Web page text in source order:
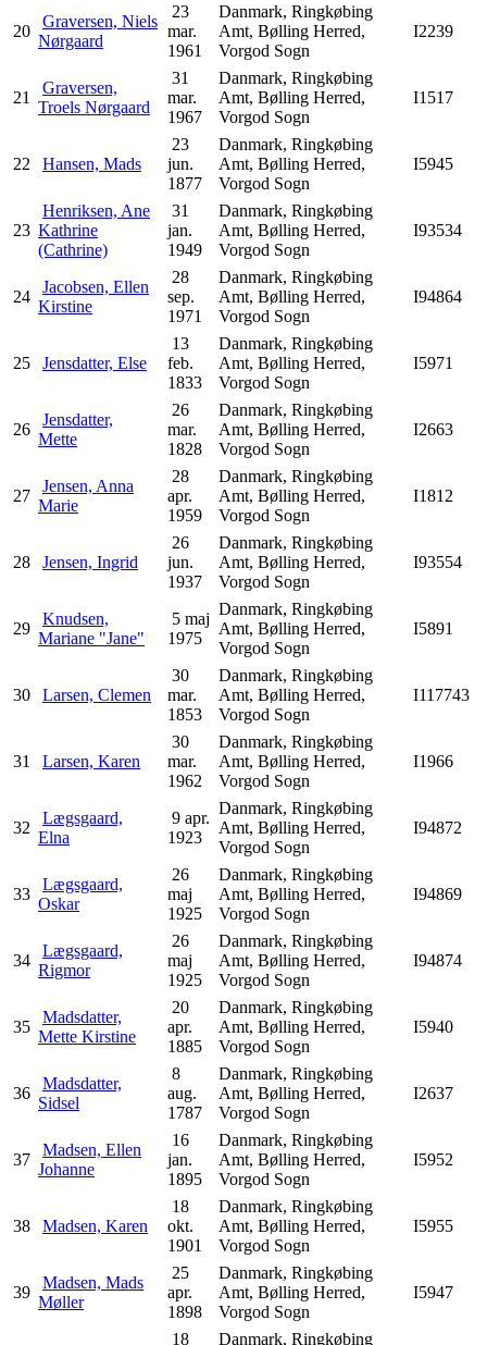
20
Graversen, Niels
Nørgaard
23
mar.
1961
Danmark, Ringkøbing
Amt, Bølling Herred,
Vorgod Sogn
I2239
21
Graversen,
Troels Nørgaard
31
mar.
1967
Danmark, Ringkøbing
Amt, Bølling Herred,
Vorgod Sogn
I1517
22 Hansen, Mads
23
jun.
1877
Danmark, Ringkøbing
Amt, Bølling Herred,
Vorgod Sogn
I5945
23
Henriksen, Ane
Kathrine
(Cathrine)
31
jan.
1949
Danmark, Ringkøbing
Amt, Bølling Herred,
Vorgod Sogn
I93534
24
Jacobsen, Ellen
Kirstine
28
sep.
1971
Danmark, Ringkøbing
Amt, Bølling Herred,
Vorgod Sogn
I94864
25 Jensdatter, Else
13
feb.
1833
Danmark, Ringkøbing
Amt, Bølling Herred,
Vorgod Sogn
I5971
26
Jensdatter,
Mette
26
mar.
1828
Danmark, Ringkøbing
Amt, Bølling Herred,
Vorgod Sogn
I2663
27
Jensen, Anna
Marie
28
apr.
1959
Danmark, Ringkøbing
Amt, Bølling Herred,
Vorgod Sogn
I1812
28 Jensen, Ingrid
26
jun.
1937
Danmark, Ringkøbing
Amt, Bølling Herred,
Vorgod Sogn
I93554
29
Knudsen,
Mariane "Jane"
5 maj
1975
Danmark, Ringkøbing
Amt, Bølling Herred,
Vorgod Sogn
I5891
30 Larsen, Clemen
30
mar.
1853
Danmark, Ringkøbing
Amt, Bølling Herred,
Vorgod Sogn
I117743
31 Larsen, Karen
30
mar.
1962
Danmark, Ringkøbing
Amt, Bølling Herred,
Vorgod Sogn
I1966
32
Lægsgaard,
Elna
9 apr.
1923
Danmark, Ringkøbing
Amt, Bølling Herred,
Vorgod Sogn
I94872
33
Lægsgaard,
Oskar
26
maj
1925
Danmark, Ringkøbing
Amt, Bølling Herred,
Vorgod Sogn
I94869
34
Lægsgaard,
Rigmor
26
maj
1925
Danmark, Ringkøbing
Amt, Bølling Herred,
Vorgod Sogn
I94874
35
Madsdatter,
Mette Kirstine
20
apr.
1885
Danmark, Ringkøbing
Amt, Bølling Herred,
Vorgod Sogn
I5940
36
Madsdatter,
Sidsel
8
aug.
1787
Danmark, Ringkøbing
Amt, Bølling Herred,
Vorgod Sogn
I2637
37
Madsen, Ellen
Johanne
16
jan.
1895
Danmark, Ringkøbing
Amt, Bølling Herred,
Vorgod Sogn
I5952
38 Madsen, Karen
18
okt.
1901
Danmark, Ringkøbing
Amt, Bølling Herred,
Vorgod Sogn
I5955
39
Madsen, Mads
Møller
25
apr.
1898
Danmark, Ringkøbing
Amt, Bølling Herred,
Vorgod Sogn
I5947
18 Danmark, Ringkøbing